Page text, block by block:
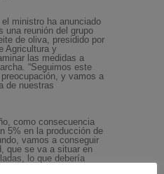
ministro ha anunciado
una reunión del grupo
de oliva, presidido por
Agricultura y
las medidas a
“Seguimos este
y vamos a
de nuestras
como consecuencia
5% en la producción de
vamos a conseguir
que se va a situar en
lo que debería